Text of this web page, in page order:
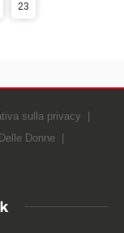
23
sulla privacy
Donne